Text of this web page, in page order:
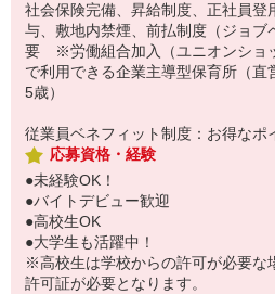
社会保険完備、昇給制度、正社員登
与、敷地内禁煙、前払制度（ジョブ
要 ※労働組合加入（ユニオンショ
で利用できる企業主導型保育所（直
5歳）
従業員ベネフィット制度：お得なポ
応募資格・経験
●未経験OK！
●バイトデビュー歓迎
●高校生OK
●大学生も活躍中！
※高校生は学校からの許可が必要な
許可証が必要となります。